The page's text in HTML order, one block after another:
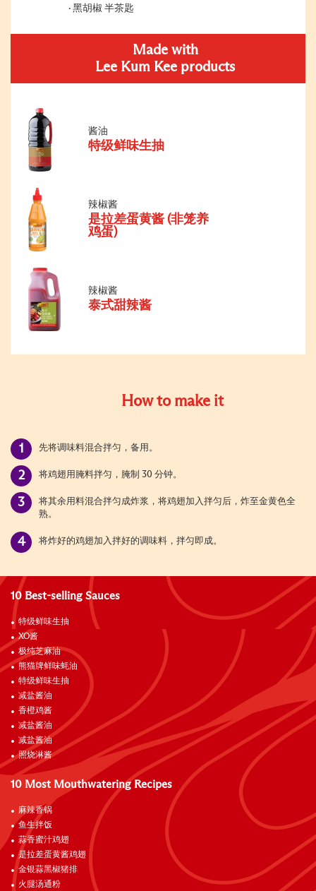
黑胡椒 半茶匙
Made with
Lee Kum Kee products
酱油
特级鲜味生抽
辣椒酱
是拉差蛋黄酱 (非笼养
鸡蛋)
辣椒酱
泰式甜辣酱
How to make it
先将调味料混合拌匀，备用。
将鸡翅用腌料拌匀，腌制 30 分钟。
将其余用料混合拌匀成炸浆，将鸡翅加入拌匀后，炸至金黄色全
熟。
将炸好的鸡翅加入拌好的调味料，拌匀即成。
10 Best-selling Sauces
特级鲜味生抽
XO酱
极纯芝麻油
熊猫牌鲜味蚝油
特级鲜味生抽
减盐酱油
香橙鸡酱
减盐酱油
减盐酱油
照烧淋酱
10 Most Mouthwatering Recipes
麻辣香锅
鱼生拌饭
蒜香蜜汁鸡翅
是拉差蛋黄酱鸡翅
金银蒜黑椒猪排
火腿汤通粉